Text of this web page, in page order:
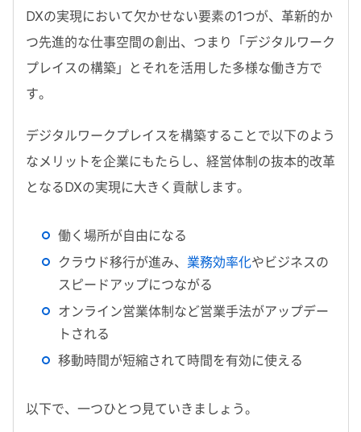
DXの実現において欠かせない要素の1つが、革新的か
つ先進的な仕事空間の創出、つまり「デジタルワーク
プレイスの構築」とそれを活用した多様な働き方で
す。
デジタルワークプレイスを構築することで以下のよう
なメリットを企業にもたらし、経営体制の抜本的改革
となるDXの実現に大きく貢献します。
働く場所が自由になる
クラウド移行が進み、 業務効率化やビジネスの
スピードアップにつながる
オンライン営業体制など営業手法がアップデー
トされる
移動時間が短縮されて時間を有効に使える
以下で、一つひとつ見ていきましょう。